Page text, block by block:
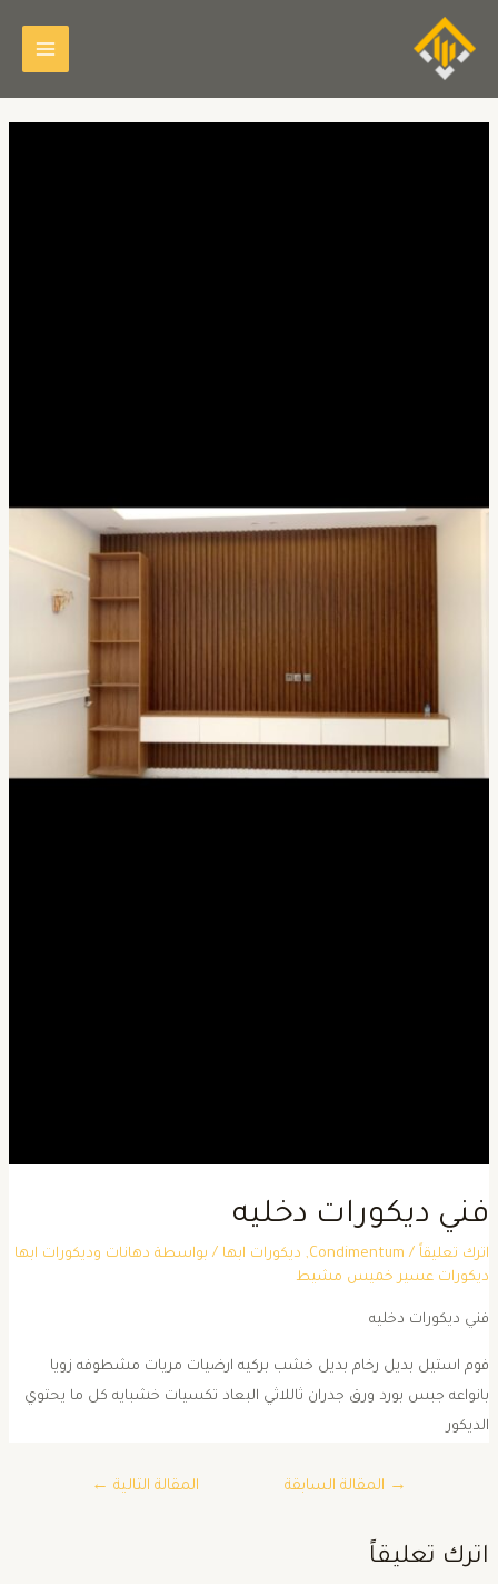
ديكورات دخليه
تعليقاً /
Condimentum
,ديكورات ابها/ بواسطة دهانات وديكورات ابها
عسير خميس مشيط
ديكورات دخليه
استيل بديل رخام بديل خشب بركيه ارضيات مريات مشطوفه زويا
جبس بورد ورق جدران ثاللاثي البعاد تكسيات خشبايه كل ما يحتوي
→المقالة السابقة المقالة التالية←
تعليقاً